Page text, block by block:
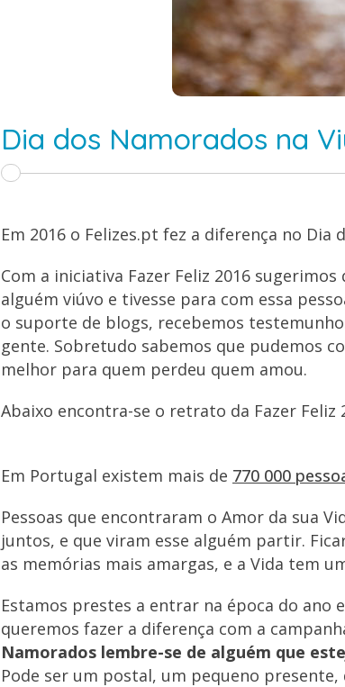
Dia dos Namorados na
Em 2016 o Felizes.pt fez a diferença no Dia
Com a iniciativa Fazer Feliz 2016
alguém viúvo e tivesse para com essa
o suporte de blogs, recebemos
gente. Sobretudo sabemos que pudemos
melhor para quem perdeu quem amou.
Abaixo encontra-se o retrato da Fazer Feliz
Em Portugal existem mais de 770 000
Pessoas que encontraram o Amor da sua
juntos, e que viram esse alguém partir.
as memórias mais amargas, e a Vida tem
Estamos prestes a entrar na época do ano
queremos fazer a diferença com a
Namorados lembre-se de alguém que
Pode ser um postal, um pequeno